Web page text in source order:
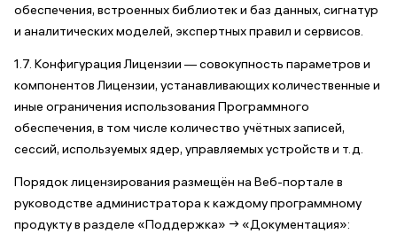
обеспечения, встроенных библиотек и баз данных, сигнатур
и аналитических моделей, экспертных правил и сервисов.
1.7. Конфигурация Лицензии — совокупность параметров и
компонентов Лицензии, устанавливающих количественные и
иные ограничения использования Программного
обеспечения, в том числе количество учётных записей,
сессий, используемых ядер, управляемых устройств и т.д.
Порядок лицензирования размещён на Веб-портале в
руководстве администратора к каждому программному
продукту в разделе «Поддержка» → «Документация»: